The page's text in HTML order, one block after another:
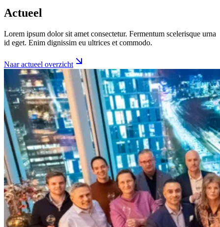
Actueel
Lorem ipsum dolor sit amet consectetur. Fermentum scelerisque urna
id eget. Enim dignissim eu ultrices et commodo.
Naar actueel overzicht